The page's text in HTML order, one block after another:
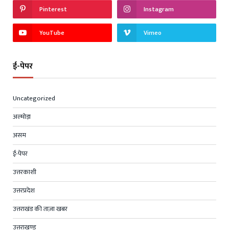
Pinterest Instagram
YouTube Vimeo
ई-पेपर
Uncategorized
अल्मोड़ा
असम
ई-पेपर
उत्तरकाशी
उत्तरप्रदेश
उत्तराखंड की ताज़ा खबर
उत्तराखण्ड